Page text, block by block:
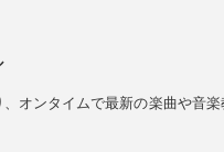
オンタイムで最新の楽曲や音